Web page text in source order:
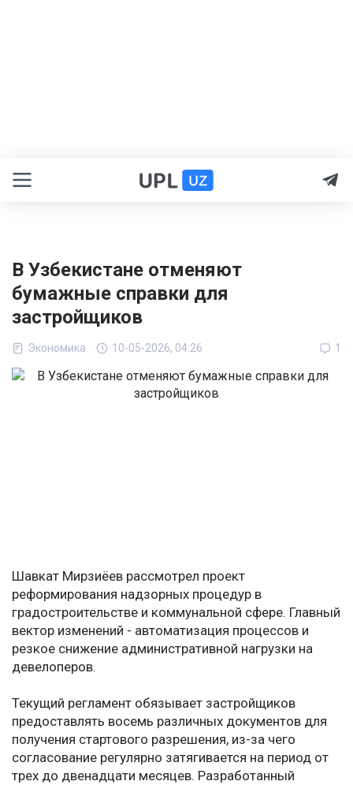
В Узбекистане отменяют
бумажные справки для
застройщиков
Экономика 10-05-2026, 04:26 1
Шавкат Мирзиёев рассмотрел проект
реформирования надзорных процедур в
градостроительстве и коммунальной сфере. Главный
вектор изменений - автоматизация процессов и
резкое снижение административной нагрузки на
девелоперов.
Текущий регламент обязывает застройщиков
предоставлять восемь различных документов для
получения стартового разрешения, из-за чего
согласование регулярно затягивается на период от
трех до двенадцати месяцев. Разработанный